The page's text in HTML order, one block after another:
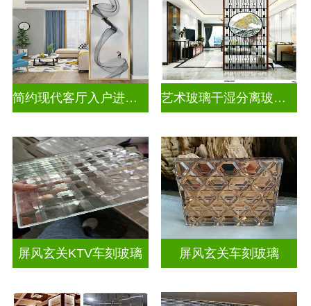
简约现代客厅入户进门遮挡玻璃背景墙 艺术玻璃干湿分离玻璃背景墙
屏风玄关KTV车刻玻璃 屏风玄关车刻玻璃